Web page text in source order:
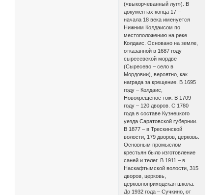
(«выкорчеванный луг»). В
документах конца 17 –
начала 18 века именуется
Нижним Колдаисом по
местоположению на реке
Колдаис. Основано на земле,
отказанной в 1687 году
сыресевской мордве
(Сыресево – село в
Мордовии), вероятно, как
награда за крещение. В 1695
году – Колдаис,
Новокрещеное тож. В 1709
году – 120 дворов. С 1780
года в составе Кузнецкого
уезда Саратовской губернии.
В 1877 – в Трескинской
волости, 179 дворов, церковь.
Основным промыслом
крестьян было изготовление
саней и телег. В 1911 – в
Наскафтымской волости, 315
дворов, церковь,
церковноприходская школа.
До 1932 года – Сучкино, от